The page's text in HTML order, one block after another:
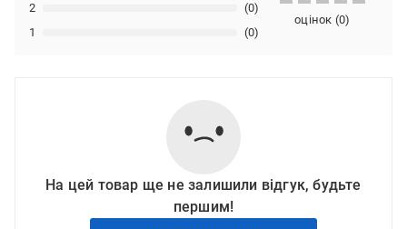
1 (0)
2 (0)
оцінок (0)
На цей товар ще не залишили відгук, будьте
першим!